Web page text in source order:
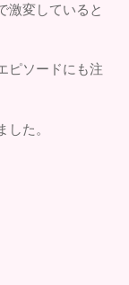
激変していると
ピソードにも注
た。